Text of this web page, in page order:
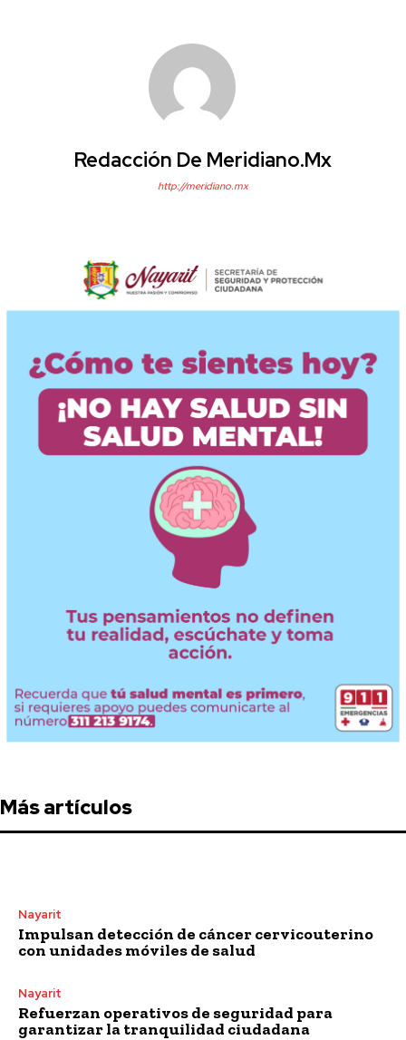
Redacción De Meridiano.mx
http://meridiano.mx
Más artículos
Nayarit
Impulsan detección de cáncer cervicouterino
con unidades móviles de salud
Nayarit
Refuerzan operativos de seguridad para
garantizar la tranquilidad ciudadana